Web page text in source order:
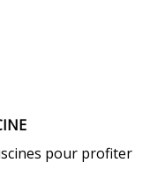
pour profiter